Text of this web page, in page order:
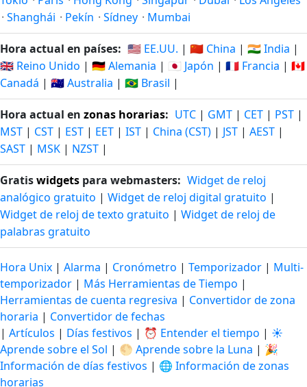
· Shanghái · Pekín · Sídney · Mumbai
Hora actual en países: 🇺🇸 EE.UU. | 🇨🇳 China | 🇮🇳 India |
🇬🇧 Reino Unido | 🇩🇪 Alemania | 🇯🇵 Japón | 🇫🇷 Francia | 🇨🇦
Canadá | 🇦🇺 Australia | 🇧🇷 Brasil |
Hora actual en zonas horarias: UTC | GMT | CET | PST |
MST | CST | EST | EET | IST | China (CST) | JST | AEST |
SAST | MSK | NZST |
Gratiswidgets para webmasters: Widget de reloj
analógico gratuito | Widget de reloj digital gratuito |
Widget de reloj de texto gratuito | Widget de reloj de
palabras gratuito
Hora Unix | Alarma | Cronómetro | Temporizador | Multi-
temporizador | Más Herramientas de Tiempo |
Herramientas de cuenta regresiva | Convertidor de zona
horaria | Convertidor de fechas
| Artículos | Días festivos | ⏰ Entender el tiempo | ☀️
Aprende sobre el Sol | 🌕 Aprende sobre la Luna | 🎉
Información de días festivos | 🌐 Información de zonas
horarias